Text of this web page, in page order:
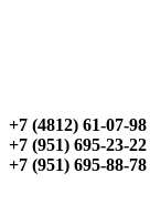
+7 (4812) 61-07-98
+7 (951) 695-23-22
+7 (951) 695-88-78